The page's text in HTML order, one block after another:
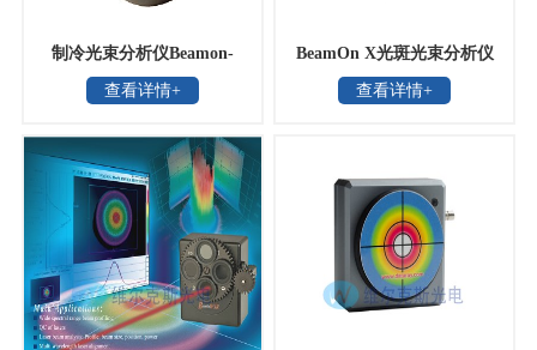
制冷光束分析仪Beamon-
TEC
查看详情+
BeamOn X光斑光束分析仪
查看详情+